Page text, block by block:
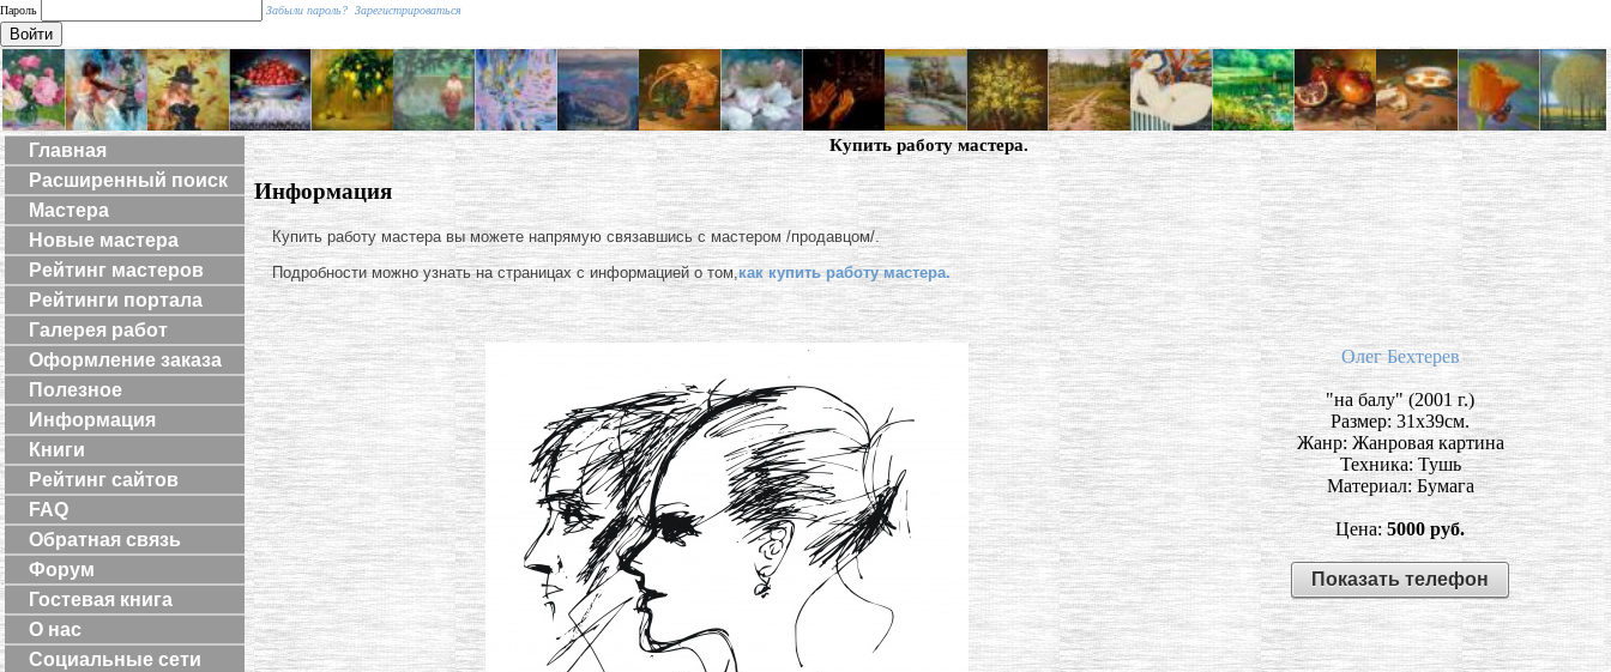
Пароль
Забыли пароль? Зарегистрироваться
Войти
Главная
Расширенный поиск
Мастера
Новые мастера
Рейтинг мастеров
Рейтинги портала
Галерея работ
Оформление заказа
Полезное
Информация
Книги
Рейтинг сайтов
FAQ
Обратная связь
Форум
Гостевая книга
О нас
Социальные сети
Купить работу мастера.
Информация
Купить работу мастера вы можете напрямую связавшись с мастером /продавцом/.
Подробности можно узнать на страницах с информацией о том,как купить работу мастера.
Олег Бехтерев
"на балу" (2001 г.)
Размер: 31х39см.
Жанр: Жанровая картина
Техника: Тушь
Материал: Бумага
Цена:5000 руб.
Показать телефон